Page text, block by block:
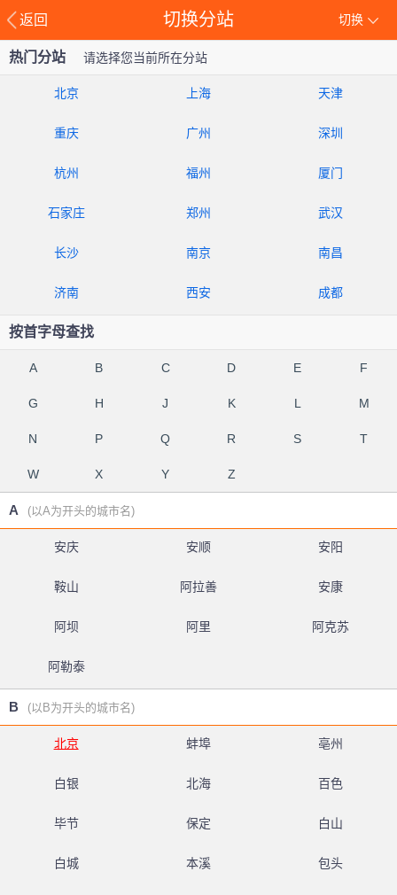
返回 切换
切换分站
热门分站 请选择您当前所在分站
北京 上海 天津
重庆 广州 深圳
杭州 福州 厦门
石家庄 郑州 武汉
长沙 南京 南昌
济南 西安 成都
按首字母查找
A B C D E F
G H J K L M
N P Q R S T
W X Y Z
A (以A为开头的城市名)
安庆 安顺 安阳
鞍山 阿拉善 安康
阿坝 阿里 阿克苏
阿勒泰
B (以B为开头的城市名)
北京 蚌埠 亳州
白银 北海 百色
毕节 保定 白山
白城 本溪 包头